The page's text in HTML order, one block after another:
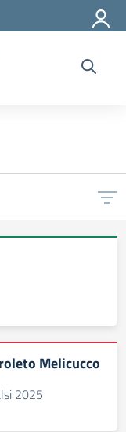
Melicucco
2025